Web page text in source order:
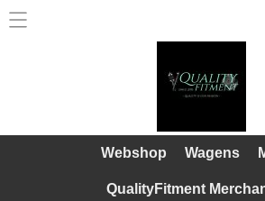
Home
Webshop Wagens
QualityFitment